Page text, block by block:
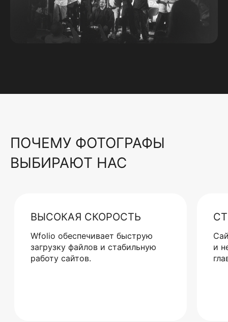
ПОЧЕМУ ФОТОГРАФЫ
ВЫБИРАЮТ НАС
ВЫСОКАЯ СКОРОСТЬ
Wfolio обеспечивает быструю
загрузку файлов и стабильную
работу сайтов.
и